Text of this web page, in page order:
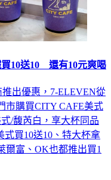
買10送10 還有10元爽喝
出優惠，7-ELEVEN從
市購買CITY CAFE美式
/馥芮白，享大杯同品
式買10送10、特大杯拿
爾富、OK也都推出買1